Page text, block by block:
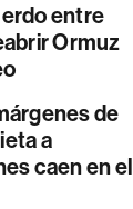
entre
Ormuz
de
a
caen en el